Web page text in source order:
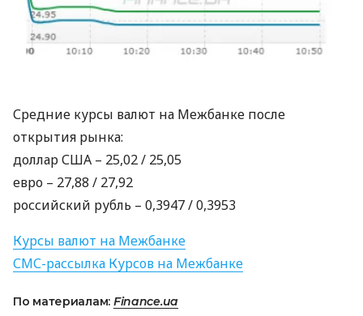
Средние курсы валют на Межбанке после
открытия рынка:
долларСША – 25,02 / 25,05
евро – 27,88 / 27,92
российский рубль – 0,3947 / 0,3953
Курсы валют на Межбанке
СМС-рассылка Курсов на Межбанке
По материалам: Finance.ua